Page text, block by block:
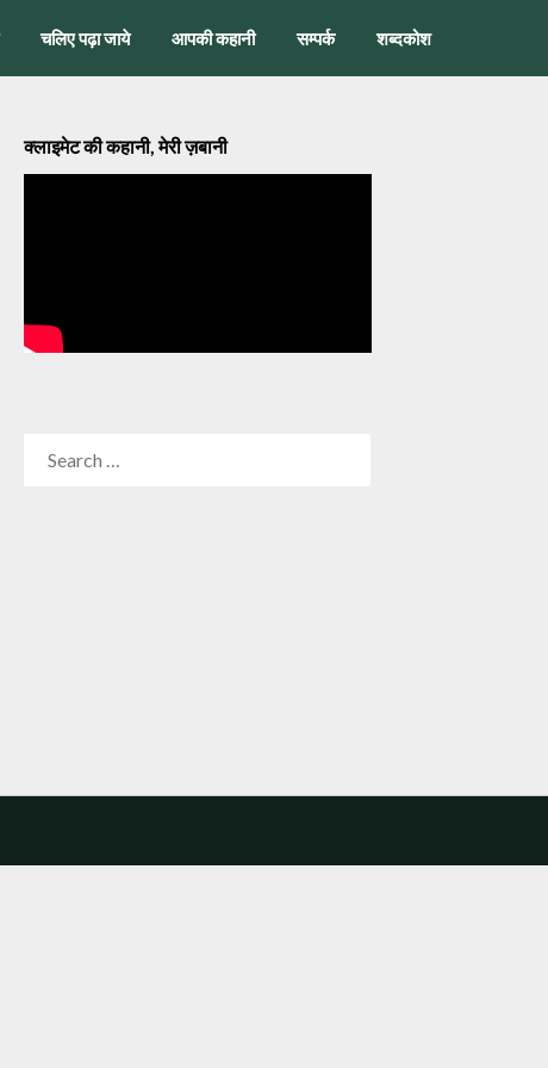
चलिए पढ़ा जाये आपकी कहानी सम्पर्क शब्दकोश
क्लाइमेट की कहानी, मेरी ज़बानी